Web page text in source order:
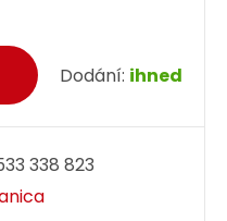
Dodání: ihned
338 823